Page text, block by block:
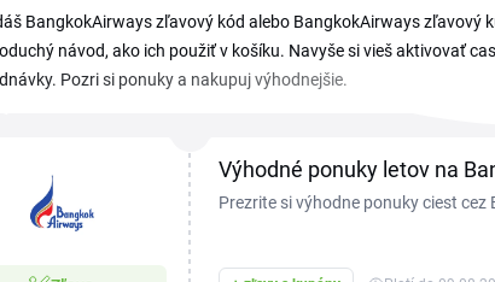
BangkokAirways zľavový kód alebo BangkokAirways zľavový
návod, ako ich použiť v košíku. Navyše si vieš aktivovať
Pozri si ponuky a nakupuj výhodnejšie.
Výhodné ponuky letov na
Prezrite si výhodne ponuky ciest